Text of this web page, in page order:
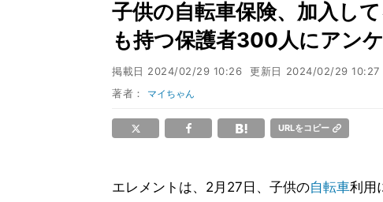
子供の自転車保険、加入し
も持つ保護者300人にアン
掲載日 2024/02/29 10:26 更新日 2024/02/29 10:27
著者： マイちゃん
URLをコピー
エレメントは、2月27日、子供の自転車利用